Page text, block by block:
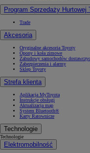
Program Sprzedaży Hurtowej
Trade
Akcesoria
Oryginalne akcesoria Toyoty
Opony i koła zimowe
Zabudowy samochodów
Zabezpieczenia i alarmy
Sklep Toyoty
Strefa klienta
Aplikacja MyToyota
Instrukcje obsługi
Aktualizacja map
System Bluetooth®
Karty Ratownicze
Technologie
Technologie
Elektromobilność